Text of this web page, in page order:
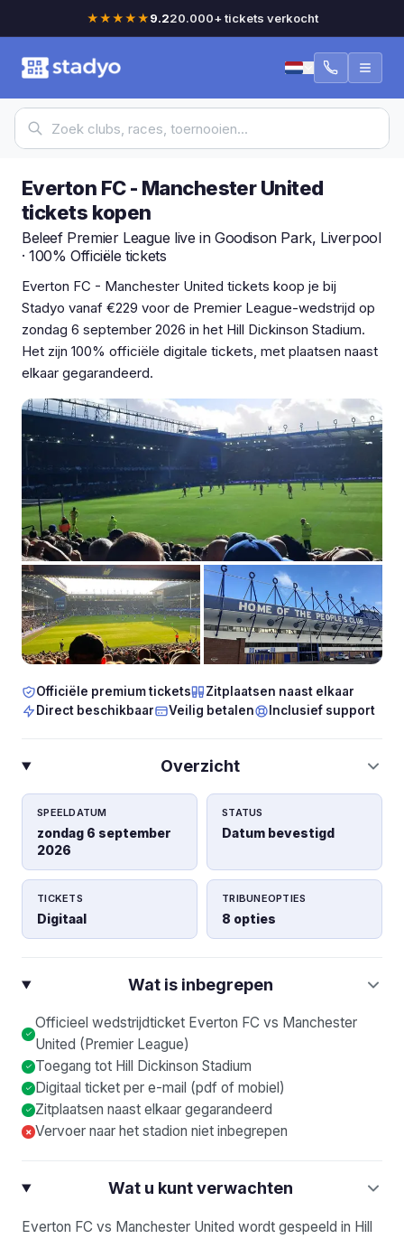
★★★★★9.220.000+ tickets verkocht
Everton FC - Manchester United
tickets kopen
Beleef Premier League live in Goodison Park, Liverpool
· 100% Officiële tickets
Everton FC - Manchester United tickets koop je bij
Stadyo vanaf €229 voor de Premier League-wedstrijd op
zondag 6 september 2026 in het Hill Dickinson Stadium.
Het zijn 100% officiële digitale tickets, met plaatsen naast
elkaar gegarandeerd.
Officiële premium tickets
Zitplaatsen naast elkaar
Direct beschikbaar
Veilig betalen Inclusief support
Overzicht
SPEELDATUM
zondag 6 september
2026
STATUS
Datum bevestigd
TICKETS
Digitaal
TRIBUNEOPTIES
8 opties
Wat is inbegrepen
Officieel wedstrijdticket Everton FC vs Manchester
United (Premier League)
Toegang tot Hill Dickinson Stadium
Digitaal ticket per e-mail (pdf of mobiel)
Zitplaatsen naast elkaar gegarandeerd
× Vervoer naar het stadion niet inbegrepen
Wat u kunt verwachten
Everton FC vs Manchester United wordt gespeeld in Hill